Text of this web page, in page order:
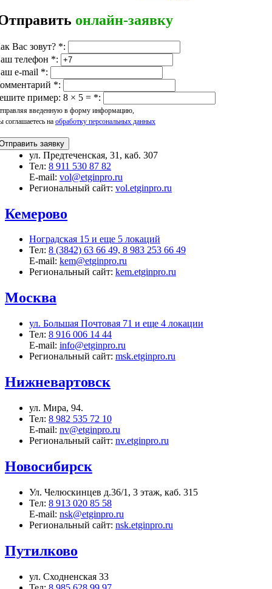
онлайн-заявку
Вас зовут? *:
телефон *:
e-mail *:
*:
пример: 8 × 5 = *:
введенную в форму информацию,
соглашаетесь на обработку персональных данных
заявку
ул. Предтеченская, 31, каб. 307
Тел: 8 911 530 87 82
E-mail: vol@etginpro.ru
Региональный сайт: vol.etginpro.ru
Кемерово
Ноградская 15 и еще 5 локаций
Тел: 8 (3842) 63 66 49, 8 983 253 66 49
E-mail: kem@etginpro.ru
Региональный сайт: kem.etginpro.ru
Москва
ул. Большая Почтовая 71 и еще 4 локации
Тел: 8 916 006 14 44
E-mail: info@etginpro.ru
Региональный сайт: msk.etginpro.ru
Нижневартовск
ул. Мира, 94.
Тел: 8 982 535 72 10
E-mail: nv@etginpro.ru
Региональный сайт: nv.etginpro.ru
Новосибирск
Ул. Челюскинцев д.36/1, 3 этаж, каб. 315
Тел: 8 913 020 85 58
E-mail: nsk@etginpro.ru
Региональный сайт: nsk.etginpro.ru
Путилково
ул. Сходненская 33